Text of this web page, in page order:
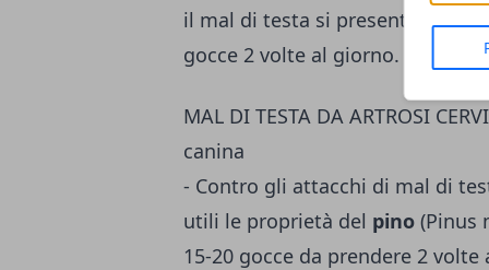
il mal di testa si presen­ta
gocce 2 volte al giorno.
MAL DI TESTA DA ARTROSI
canina
- Contro gli attacchi di mal di
utili le proprietà del pino (Pinus
15-20 gocce da prendere 2